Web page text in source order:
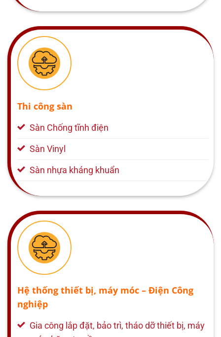
Thi công sàn
Sàn Chống tĩnh điện
Sàn Vinyl
Sàn nhựa kháng khuẩn
Hệ thống thiết bị, máy móc – Điện Công
nghiệp
Gia công lắp đặt, bảo trì, tháo dỡ thiết bị, máy